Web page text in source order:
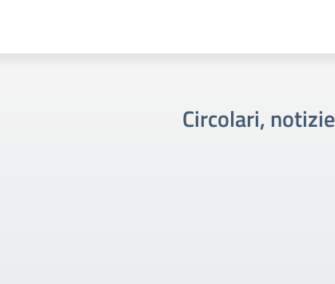
Circolari,